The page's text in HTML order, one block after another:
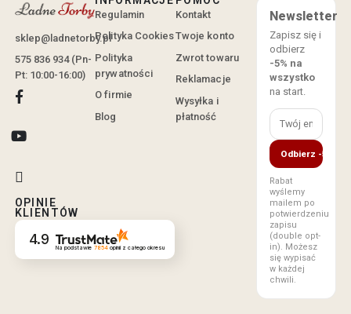
sklep@ladnetorby.pl
575 836 934 (Pn-
Pt: 10:00-16:00)
OPINIE
KLIENTÓW
4.9 Na podstawie 7854opinii z całego okresu
Regulamin
Polityka Cookies
Polityka
prywatności
O firmie
Blog
Kontakt
Twoje konto
Zwrot towaru
Reklamacje
Wysyłka i
płatność
Newsletter
Zapisz się i
odbierz
-5% na
wszystko
na start.
Odbierz -5%
Rabat
wyślemy
mailem po
potwierdzeniu
zapisu
(double opt-
in). Możesz
się wypisać
w każdej
chwili.